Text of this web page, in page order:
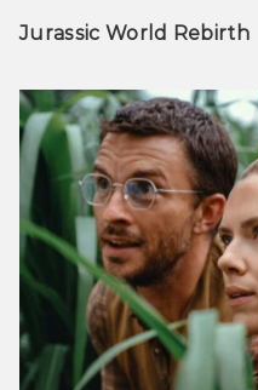
Jurassic World Rebirth